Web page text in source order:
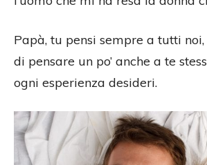
Papà, tu pensi sempre a tutti
di pensare un po’ anche a te
ogni esperienza desideri.